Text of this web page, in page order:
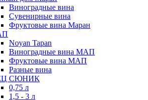
Виноградные вина
Сувенирные вина
Фруктовые вина Маран
Noyan Tapan
Виноградные вина МАП
Фруктовые вина МАП
Разные вина
СЮНИК
0,75 л
1,5 - 3 л